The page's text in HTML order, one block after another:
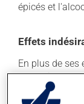
épicés et
Effets
En plus de ses
l'occasion
secondaires),